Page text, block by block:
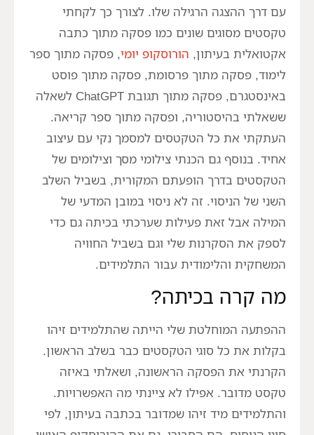
עם דרך ההצגה הרגילה שלו. לצורך כך לקחתי
טקסטים מסוגים שונים כמו פסקה מתוך כתבה
אקטואלית בעיתון,הורוסקופ יומי, פסקה מתוך ספר
לימוד, פסקה מתוך פרסומת, פסקה מתוך פוסט
באינסטגרם, פסקה מתוך תגובת ChatGPT לשאלה
ששאלתי בהיסטוריה, ופסקה מתוך ספר קריאה.
העתקתי את כל הטקטסים למסמך נקי עם עיצוב
אחיד. בנוסף גם הכנתי צילומי מסך וצילומים של
הטקסטים בדרך הופעתם המקורית, בשביל השלב
השני של הניסוי. זה לא ניסוי במובן המדעי של
המילה אבל זאת פעילות שערכתי בכיתה גם כדי
לספק את הסקרנות שלי וגם בשביל החוויה
המשחקית והלימודית עבור התלמידים.
מה קרה בכיתה?
ההפתעה המוחלטת שלי הייתה שהתלמידים זיהו
בקלות את כל סוגי הטקסטים כבר בשלב הראשון.
הקרנתי את הפסקה הראשונה, ושאלתי באיזה
טקסט מדובר. אפילו לא ציינתי מה האפשרויות.
והתלמידים מיד זיהו שמדובר בכתבה בעיתון, לפי